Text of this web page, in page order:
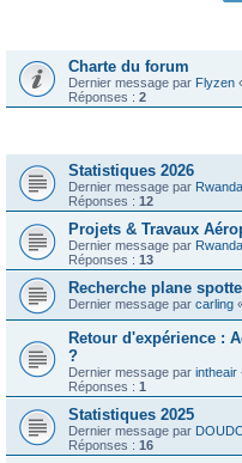
Charte du forum
Dernier message par Flyzen
Réponses : 2
Statistiques 2026
Dernier message par
Réponses : 12
Projets & Travaux
Dernier message par
Réponses : 13
Recherche plane
Dernier message par carling
Retour d'expérience :
?
Dernier message par intheair
Réponses : 1
Statistiques 2025
Dernier message par
Réponses : 16